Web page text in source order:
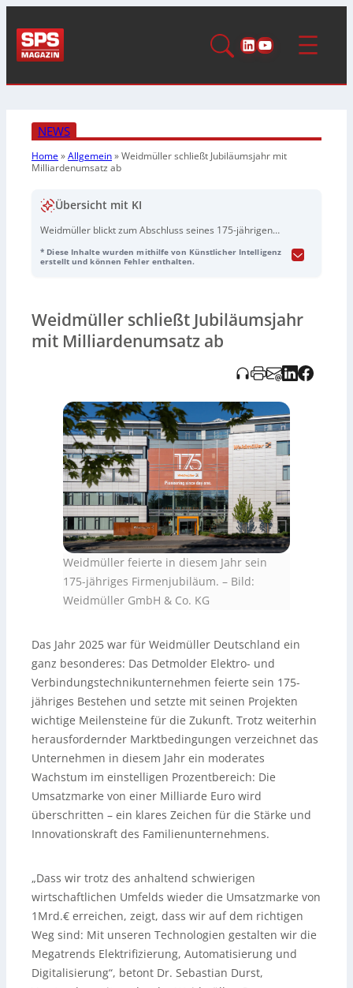
LinkedIn
YouTube
NEWS
Home»Allgemein»Weidmüller schließt Jubiläumsjahr mit
Milliardenumsatz ab
Übersicht mit KI
Weidmüller blickt zum Abschluss seines 175-jährigen
einstelligen Prozentbereich zurück und überschreitet
Stärke und Innovationskraft des Familienunternehmens,
das mit Technologien für Elektrifizierung,
Automatisierung und Digitalisierung Megatrends
mitgestaltet. Zu den Jubiläumsaktivitäten zählten die
„Orange Weeks“ mit internationalen Kundenbesuchen in
Elektronikwerk in Detmold, das die Produktion ausbaut
und die steigende Nachfrage nach Elektroniklösungen
bedienen soll. Weidmüller will zudem seine Aktivitäten
Verbindungstechnik,Industrial IoT, Automatisierung
und erneuerbaren Energien ausweiten und die globale
Präsenz durch neue Partnerschaften stärken.
* Diese Inhalte wurden mithilfe von Künstlicher Intelligenz
erstellt und können Fehler enthalten.
Weidmüller schließt Jubiläumsjahr
mit Milliardenumsatz ab
Weidmüller feierte in diesem Jahr sein
175-jähriges Firmenjubiläum. – Bild:
Weidmüller GmbH & Co. KG
Das Jahr 2025 war für Weidmüller Deutschland ein
ganz besonderes: Das Detmolder Elektro- und
Verbindungstechnikunternehmen feierte sein 175-
jähriges Bestehen und setzte mit seinen Projekten
wichtige Meilensteine für die Zukunft. Trotz weiterhin
herausfordernder Marktbedingungen verzeichnet das
Unternehmen in diesem Jahr ein moderates
Wachstum im einstelligen Prozentbereich: Die
Umsatzmarke von einer Milliarde Euro wird
überschritten – ein klares Zeichen für die Stärke und
Innovationskraft des Familienunternehmens.
„Dass wir trotz des anhaltend schwierigen
wirtschaftlichen Umfelds wieder die Umsatzmarke von
1Mrd.€ erreichen, zeigt, dass wir auf dem richtigen
Weg sind: Mit unseren Technologien gestalten wir die
Megatrends Elektrifizierung, Automatisierung und
Digitalisierung“, betont Dr. Sebastian Durst,